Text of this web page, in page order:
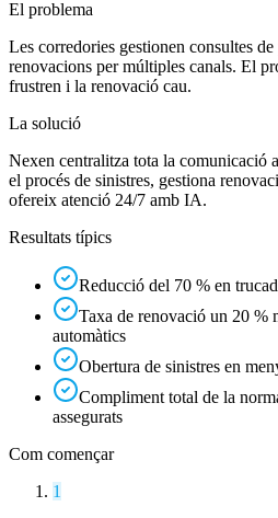
El problema
Les corredories gestionen consultes
renovacions per múltiples canals. El
frustren i la renovació cau.
La solució
Nexen centralitza tota la comunicació
el procés de sinistres, gestiona
ofereix atenció 24/7 amb IA.
Resultats típics
Reducció del 70 % en
Taxa de renovació un 20 %
automàtics
Obertura de sinistres en
Compliment total de la
assegurats
Com començar
1